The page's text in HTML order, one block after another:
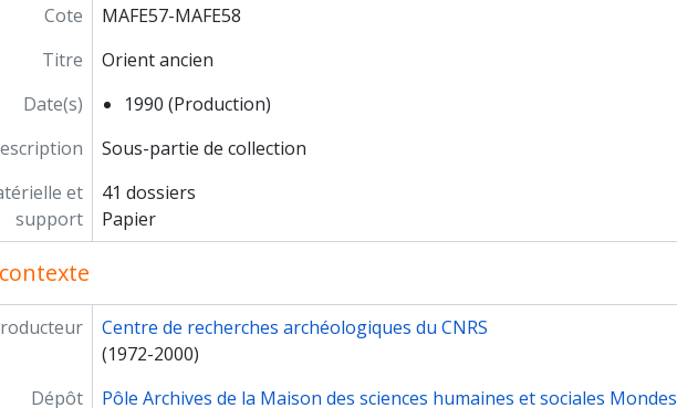
1994
1996
1997
1998
1999
2001
2002
2004
2005
2006
2007
Cote
MAFE57-MAFE58
Titre
Orient ancien
Date(s)
1990 (Production)
Sous-partie de collection
et
support
41 dossiers
Papier
Centre de recherches archéologiques du CNRS
(1972-2000)
Dépôt
Pôle Archives de la Maison des sciences humaines et sociales Mondes